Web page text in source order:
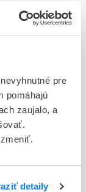
pre
pomáhajú
zaujalo, a
detaily